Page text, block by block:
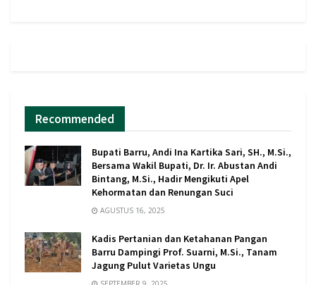
Recommended
Bupati Barru, Andi Ina Kartika Sari, SH., M.Si.,
Bersama Wakil Bupati, Dr. Ir. Abustan Andi
Bintang, M.Si., Hadir Mengikuti Apel
Kehormatan dan Renungan Suci
AGUSTUS 16, 2025
Kadis Pertanian dan Ketahanan Pangan
Barru Dampingi Prof. Suarni, M.Si., Tanam
Jagung Pulut Varietas Ungu